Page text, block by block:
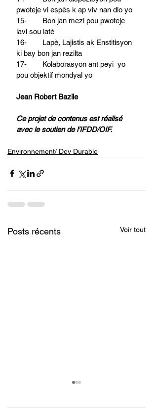
pwoteje vi espès k ap viv nan dlo yo
15-        Bon jan mezi pou pwoteje
lavi sou latè
16-        Lapè, Lajistis ak Enstitisyon
ki bay bon jan rezilta
17-        Kolaborasyon ant peyi  yo
pou objektif mondyal yo
Jean Robert Bazile
Ce projet de contenus est réalisé
avec le soutien de l’IFDD/OIF.
Environnement/ Dev Durable
Posts récents Voir tout